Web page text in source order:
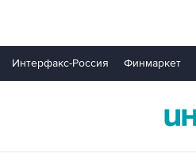
Интерфакс-Россия Финмаркет